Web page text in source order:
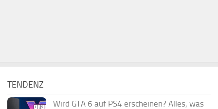
TENDENZ
Wird GTA 6 auf PS4 erscheinen? Alles, was